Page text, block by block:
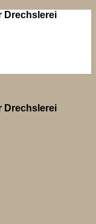
Drechslerei
Drechslerei